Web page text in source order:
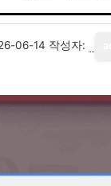
06-14 작성자: